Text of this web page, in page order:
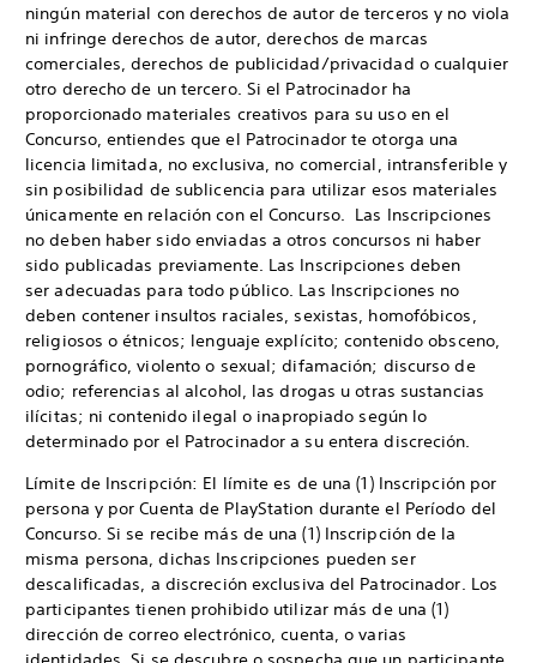
ningún material con derechos de autor de terceros y no viola
ni infringe derechos de autor, derechos de marcas
comerciales, derechos de publicidad/privacidad o cualquier
otro derecho de un tercero. Si el Patrocinador ha
proporcionado materiales creativos para su uso en el
Concurso, entiendes que el Patrocinador te otorga una
licencia limitada, no exclusiva, no comercial, intransferible y
sin posibilidad de sublicencia para utilizar esos materiales
únicamente en relación con el Concurso. Las Inscripciones
no deben haber sido enviadas a otros concursos ni haber
sido publicadas previamente. Las Inscripciones deben
ser adecuadas para todo público. Las Inscripciones no
deben contener insultos raciales, sexistas, homofóbicos,
religiosos o étnicos; lenguaje explícito; contenido obsceno,
pornográfico, violento o sexual; difamación; discurso de
odio; referencias al alcohol, las drogas u otras sustancias
ilícitas; ni contenido ilegal o inapropiado según lo
determinado por el Patrocinador a su entera discreción.
Límite de Inscripción: El límite es de una (1) Inscripción por
persona y por Cuenta de PlayStation durante el Período del
Concurso. Si se recibe más de una (1) Inscripción de la
misma persona, dichas Inscripciones pueden ser
descalificadas, a discreción exclusiva del Patrocinador. Los
participantes tienen prohibido utilizar más de una (1)
dirección de correo electrónico, cuenta, o varias